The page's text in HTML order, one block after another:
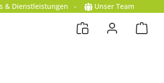
& Dienstleistungen - Unser Team